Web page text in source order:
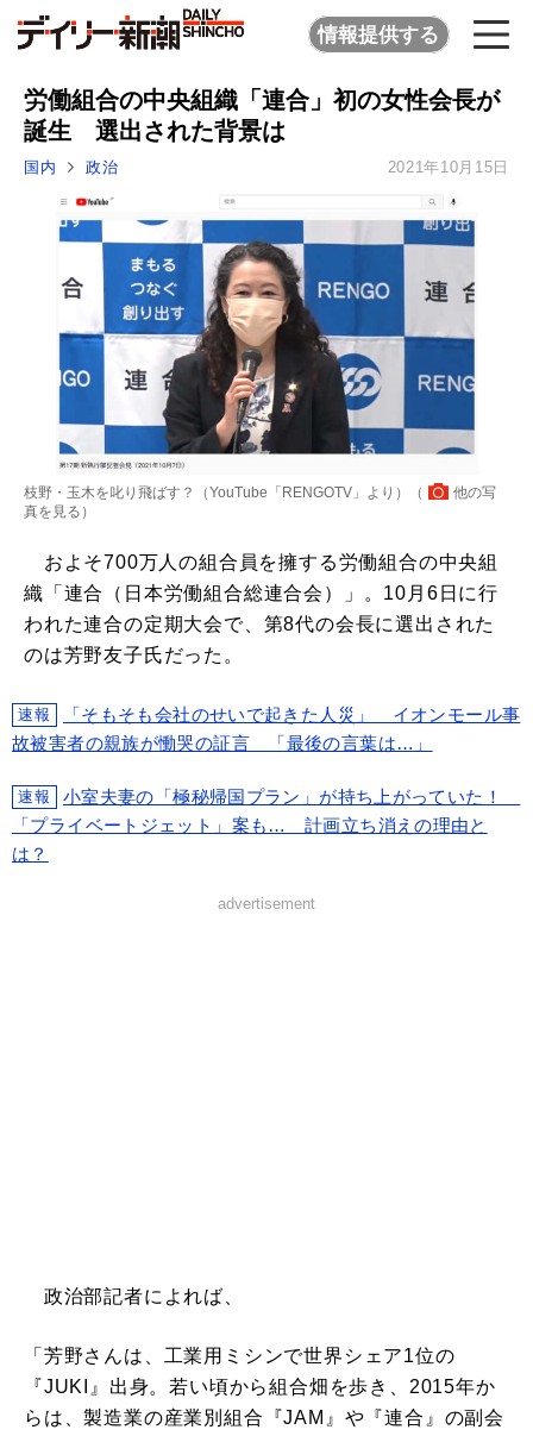
情報提供する
労働組合の中央組織「連合」初の女性会長が
誕生 選出された背景は
国内 政治 2021年10月15日
枝野・玉木を叱り飛ばす？（YouTube「RENGOTV」より）（
他の写
真を見る ）
およそ700万人の組合員を擁する労働組合の中央組
織「連合（日本労働組合総連合会）」。10月6日に行
われた連合の定期大会で、第8代の会長に選出された
のは芳野友子氏だった。
速報
「そもそも会社のせいで起きた人災」 イオンモール事
故被害者の親族が慟哭の証言 「最後の言葉は…」
速報
小室夫妻の「極秘帰国プラン」が持ち上がっていた！
「プライベートジェット」案も… 計画立ち消えの理由と
は？
advertisement
政治部記者によれば、
「芳野さんは、工業用ミシンで世界シェア1位の
『JUKI』出身。若い頃から組合畑を歩き、2015年か
らは、製造業の産業別組合『JAM』や『連合』の副会